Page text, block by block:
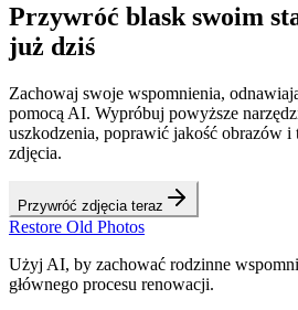
Przywróć blask swoim
już dziś
Zachowaj swoje wspomnienia,
pomocą AI. Wypróbuj powyższe
uszkodzenia, poprawić jakość obrazów i
zdjęcia.
Przywróć zdjęcia teraz
Restore Old Photos
Użyj AI, by zachować rodzinne
głównego procesu renowacji.